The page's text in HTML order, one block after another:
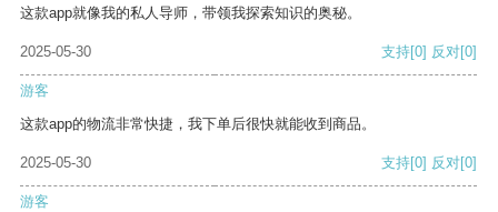
这款app就像我的私人导师，带领我探索知识的奥秘。
2025-05-30 支持[0] 反对[0]
游客
这款app的物流非常快捷，我下单后很快就能收到商品。
2025-05-30 支持[0] 反对[0]
游客